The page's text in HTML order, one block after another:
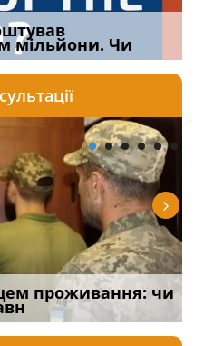
мільйони. Чи
проживання: чи